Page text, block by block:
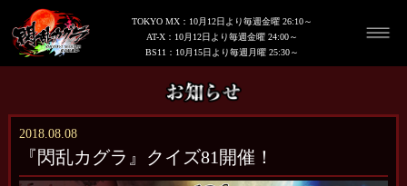
TOKYO MX：10月12日より毎週金曜 26:10～
AT-X：10月12日より毎週金曜 24:00～
BS11：10月15日より毎週月曜 25:30～
2018.08.08
『閃乱カグラ』クイズ81開催！